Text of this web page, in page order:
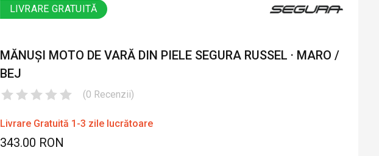
LIVRARE GRATUITĂ
MĂNUȘI MOTO DE VARĂ DIN PIELE SEGURA RUSSEL · MARO /
BEJ
(0 Recenzii)
Livrare Gratuită 1-3 zile lucrătoare
343.00 RON